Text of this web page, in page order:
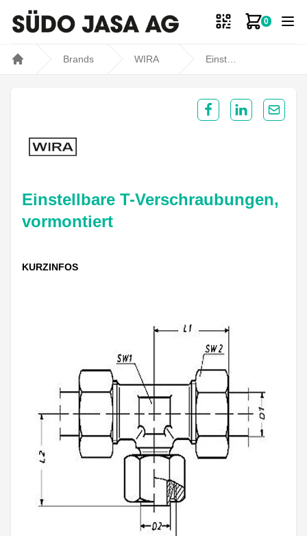
0
Zum
Brands WIRA
Einstellbare T-Verschraubungen,
vormontiert
KURZINFOS
Share on Facebook
Share onShare